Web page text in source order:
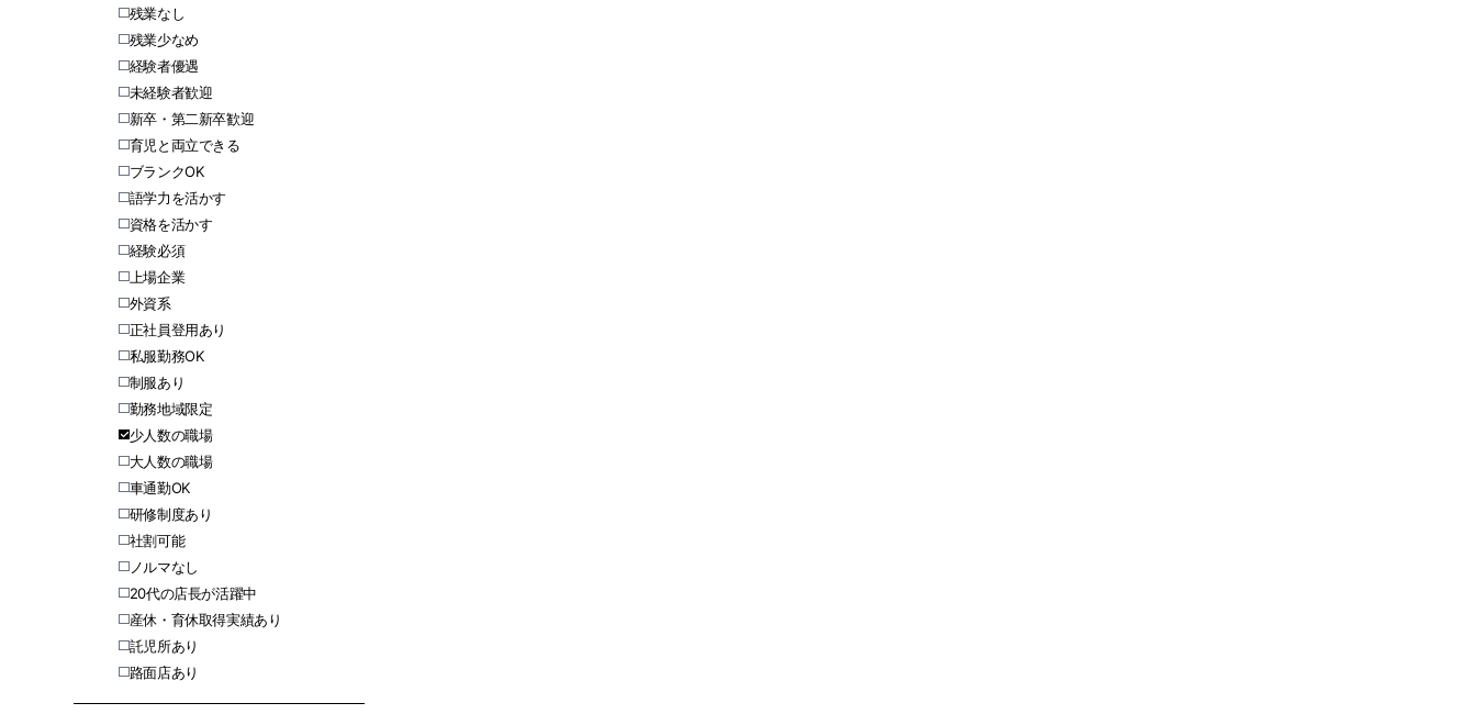
残業なし
残業少なめ
経験者優遇
未経験者歓迎
新卒・第二新卒歓迎
育児と両立できる
ブランクOK
語学力を活かす
資格を活かす
経験必須
上場企業
外資系
正社員登用あり
私服勤務OK
制服あり
勤務地域限定
少人数の職場
大人数の職場
車通勤OK
研修制度あり
社割可能
ノルマなし
20代の店長が活躍中
産休・育休取得実績あり
託児所あり
路面店あり